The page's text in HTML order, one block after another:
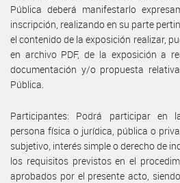
Pública deberá manifestarlo
inscripción, realizando en su parte
el contenido de la exposición realizar,
en archivo PDF, de la exposición a
documentación y/o propuesta
Pública.
Participantes: Podrá participar en
persona física o jurídica, pública o
subjetivo, interés simple o derecho de
los requisitos previstos en el
aprobados por el presente acto,